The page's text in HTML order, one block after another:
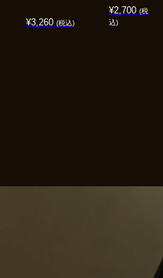
¥3,260 (税込)
¥2,700 (税
込)